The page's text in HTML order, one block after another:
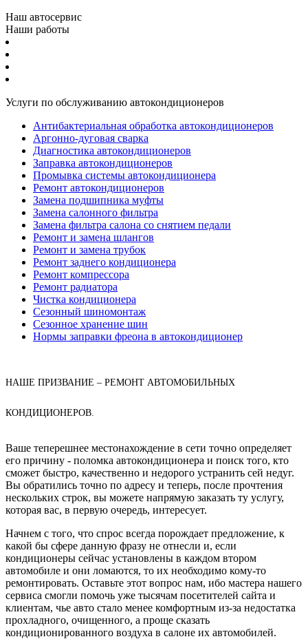
Наш автосервис
Наши работы
Услуги по обслуживанию автокондиционеров
Антибактериальная обработка автокондиционеров
Аргонно-дуговая сварка
Диагностика автокондиционеров
Заправка автокондиционеров
Промывка системы автокондиционера
Ремонт автокондиционеров
Замена подшипника муфты
Замена салонного фильтра
Замена фильтра салона со снятием педали
Ремонт и замена шлангов
Ремонт и замена трубок
Ремонт заднего кондиционера
Ремонт компрессора
Ремонт радиатора
Чистка кондиционера
Сезонный шиномонтаж
Сезонное хранение шин
Нормы заправки фреона в автокондиционер
НАШЕ ПРИЗВАНИЕ – РЕМОНТ АВТОМОБИЛЬНЫХ
КОНДИЦИОНЕРОВ.
Ваше теперешнее местонахождение в сети точно определяет
его причину - поломка автокондиционера и поиск того, кто
сможет быстро, качественно и недорого устранить сей недуг.
Вы обратились точно по адресу и теперь, после прочтения
нескольких строк, вы можете напрямую заказать ту услугу,
которая вас, в первую очередь, интересует.
Начнем с того, что спрос всегда порождает предложение, к
какой бы сфере данную фразу не отнесли и, если
кондиционеры сейчас установлены в каждом втором
автомобиле и они ломаются, то их необходимо кому-то
ремонтировать. Оставьте этот вопрос нам, ибо мастера нашего
сервиса смогли помочь уже тысячам посетителей сайта и
клиентам, чье авто стало менее комфортным из-за недостатка
прохладного, очищенного, а проще сказать
кондиционированного воздуха в салоне их автомобилей.